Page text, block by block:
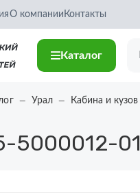
О компании Контакты
Каталог
Урал Кабина и кузов
5000012-01